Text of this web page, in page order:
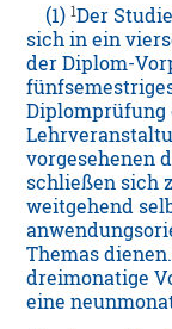
(1)1Der
sich in ein
der Diplom-
vorgesehenen
schließen sich
weitgehend
Themas
dreimonatige
eine